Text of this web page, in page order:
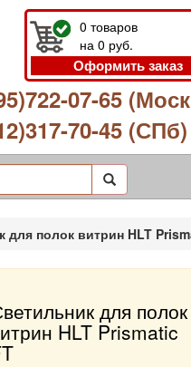
0 товаров
на 0 руб.
Оформить заказ
07-65
70-45 (СПб)
для полок витрин HLT
для полок
HLT Prismatic